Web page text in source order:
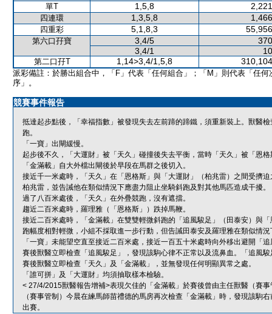
單T 1,5,8
四連環 1,3,5,8
四重彩 5,1,8,3
第六口孖寶 3,4/5
3,4/1
第二口孖T 1,14>3,4/1,5,8
派彩備註：於勝出組合中，「F」代表「任何組合」；「M」則代表「任何
序」。
競賽事件報告
抵達起步點後，「幸福指數」被發現失去左前蹄的蹄鐵，須重新裝上。獸醫
跑。
「一寶」出閘緩慢。
起步後不久，「大運財」被「天久」碰撞後失去平衡，當時「天久」被「恩
「金滿載」自大外檔出閘後於早段在馬群之後切入。
接近千一米處時，「天久」在「恩格斯」與「大運財」（柏兆雷）之間受擠
柏兆雷，並告誡他在類似情況下應盡力阻止坐騎斜跑及對其他馬匹造成干擾。
過了八百米處後，「天久」在外疊競跑，沒有遮擋。
趨近二百米處時，羅理雅（「恩格斯」）跌掉馬鞭。
接近二百米處時，「金滿載」在雙雙輕微斜跑的「追風駿足」（田泰安）與
跑幅度相對輕微，小組不採取進一步行動，但告誡田泰安及羅理雅在類似情
「一寶」未能望空直至接近二百米處，接近一百五十米處時向外移出避開「
賽後獸醫立即檢查「追風駿足」，發現該駒心律不正常以及流鼻血。「追風
賽後獸醫立即檢查「天久」及「金滿載」，並無發現任何明顯異常之處。
「誰可拼」及「大運財」均須抽取樣本檢驗。
< 27/4/2015獸醫報告增補>表現欠佳的「金滿載」於賽後曾由主任獸醫（賽
（賽事管制）今晨在練馬師苗禮德的馬房再次檢查「金滿載」時，發現該駒
出賽。